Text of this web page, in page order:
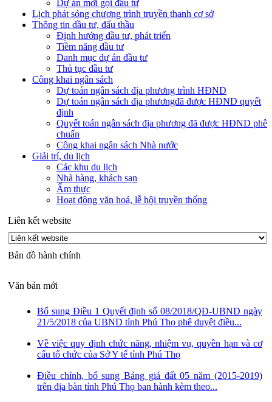
Dự án mời gọi đầu tư
Lịch phát sóng chương trình truyền thanh cơ sở
Thông tin dầu tư, đấu thầu
Định hướng đầu tư, phát triển
Tiềm năng đầu tư
Danh mục dự án đầu tư
Thủ tục đầu tư
Công khai ngân sách
Dự toán ngân sách địa phương trình HĐND
Dự toán ngân sách địa phươngđã được HĐND quyết
định
Quyết toán ngân sách địa phương đã được HĐND phê
chuẩn
Công khai ngân sách Nhà nước
Giải trí, du lịch
Các khu du lịch
Nhà hàng, khách sạn
Ẩm thực
Hoạt động văn hoá, lễ hội truyền thống
Liên kết website
Bản đồ hành chính
Văn bản mới
Bổ sung Điều 1 Quyết định số 08/2018/QĐ-UBND ngày
21/5/2018 của UBND tỉnh Phú Thọ phê duyệt điều...
Về việc quy định chức năng, nhiệm vụ, quyền hạn và cơ
cấu tổ chức của Sở Y tế tỉnh Phú Thọ
Điều chỉnh, bổ sung Bảng giá đất 05 năm (2015-2019)
trên địa bàn tỉnh Phú Thọ ban hành kèm theo...